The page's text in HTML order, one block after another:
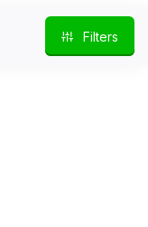
Filters